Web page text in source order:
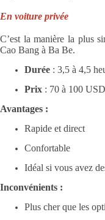
En voiture privée
C’est la manière la plus
Cao Bang à Ba Be.
Durée : 3,5 à 4,5
Prix : 70 à 100
Avantages :
Rapide et direct
Confortable
Idéal si vous avez
Inconvénients :
Plus cher que les